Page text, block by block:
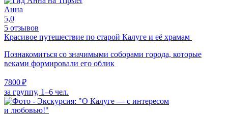
Анна
5,0
5 отзывов
Красивое путешествие по старой Калуге и её храмам
Познакомиться со значимыми соборами города, которые
веками формировали его облик
7800 ₽
за группу, 1–6 чел.